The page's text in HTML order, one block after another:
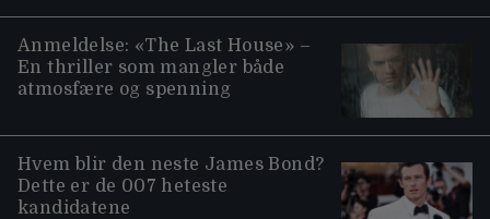
Anmeldelse: «The Last House» –
En thriller som mangler både
atmosfære og spenning
Hvem blir den neste James Bond?
Dette er de 007 heteste
kandidatene